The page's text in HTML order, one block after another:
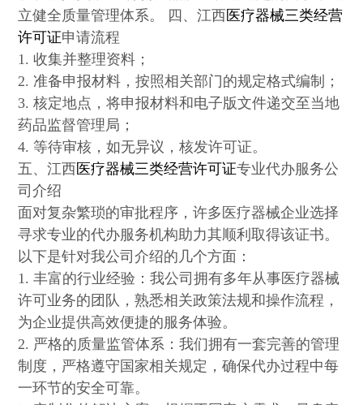
立健全质量管理体系。 四、江西 医疗器械三类经营
许可证申请流程
1. 收集并整理资料；
2. 准备申报材料，按照相关部门的规定格式编制；
3. 核定地点，将申报材料和电子版文件递交至当地
药品监督管理局；
4. 等待审核，如无异议，核发许可证。
五、江西 医疗器械三类经营许可证专业代办服务公
司介绍
面对复杂繁琐的审批程序，许多医疗器械企业选择
寻求专业的代办服务机构助力其顺利取得该证书。
以下是针对我公司介绍的几个方面：
1. 丰富的行业经验：我公司拥有多年从事医疗器械
许可业务的团队，熟悉相关政策法规和操作流程，
为企业提供高效便捷的服务体验。
2. 严格的质量监管体系：我们拥有一套完善的管理
制度，严格遵守国家相关规定，确保代办过程中每
一环节的安全可靠。